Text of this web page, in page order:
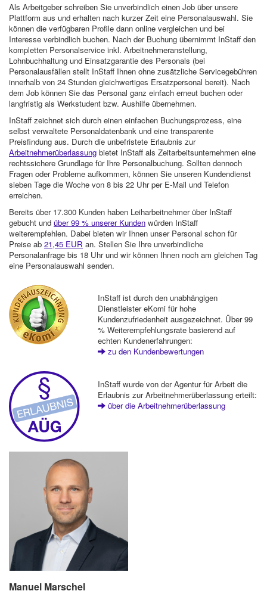
Als Arbeitgeber schreiben Sie unverbindlich einen Job über unsere
Plattform aus und erhalten nach kurzer Zeit eine Personalauswahl. Sie
können die verfügbaren Profile dann online vergleichen und bei
Interesse verbindlich buchen. Nach der Buchung übernimmt InStaff den
kompletten Personalservice inkl. Arbeitnehmeranstellung,
Lohnbuchhaltung und Einsatzgarantie des Personals (bei
Personalausfällen stellt InStaff Ihnen ohne zusätzliche Servicegebühren
innerhalb von 24 Stunden gleichwertiges Ersatzpersonal bereit). Nach
dem Job können Sie das Personal ganz einfach erneut buchen oder
langfristig als Werkstudent bzw. Aushilfe übernehmen.
InStaff zeichnet sich durch einen einfachen Buchungsprozess, eine
selbst verwaltete Personaldatenbank und eine transparente
Preisfindung aus. Durch die unbefristete Erlaubnis zur
Arbeitnehmerüberlassung bietet InStaff als Zeitarbeitsunternehmen eine
rechtssichere Grundlage für Ihre Personalbuchung. Sollten dennoch
Fragen oder Probleme aufkommen, können Sie unseren Kundendienst
sieben Tage die Woche von 8 bis 22 Uhr per E-Mail und Telefon
erreichen.
Bereits über 17.300 Kunden haben Leiharbeitnehmer über InStaff
gebucht und über 99 % unserer Kunden würden InStaff
weiterempfehlen. Dabei bieten wir Ihnen unser Personal schon für
Preise ab 21,45 EUR an. Stellen Sie Ihre unverbindliche
Personalanfrage bis 18 Uhr und wir können Ihnen noch am gleichen Tag
eine Personalauswahl senden.
InStaff ist durch den unabhängigen
Dienstleister eKomi für hohe
Kundenzufriedenheit ausgezeichnet. Über 99
% Weiterempfehlungsrate basierend auf
echten Kundenerfahrungen:
zu den Kundenbewertungen
InStaff wurde von der Agentur für Arbeit die
Erlaubnis zur Arbeitnehmerüberlassung erteilt:
über die Arbeitnehmerüberlassung
Manuel Marschel